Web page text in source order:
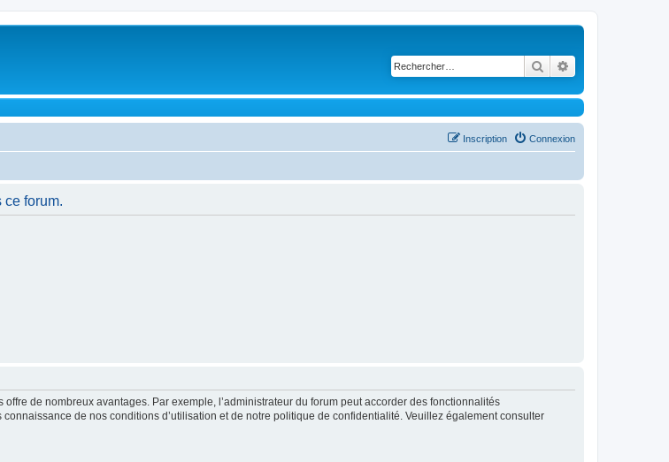
Rechercher
Connexion
Inscription
ce forum.
de nombreux avantages. Par exemple, l’administrateur du forum peut accorder des fonctionnalités
de nos conditions d’utilisation et de notre politique de confidentialité. Veuillez également consulter